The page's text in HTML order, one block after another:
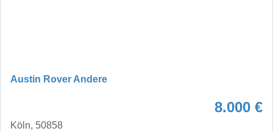
Austin Rover Andere
8.000 €
Köln, 50858